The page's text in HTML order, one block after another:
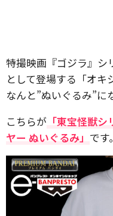
特撮映画『ゴジラ』シ
として登場する「オキ
なんと”ぬいぐるみ”に
こちらが 「東宝怪獣
ヤー ぬいぐるみ」 です。